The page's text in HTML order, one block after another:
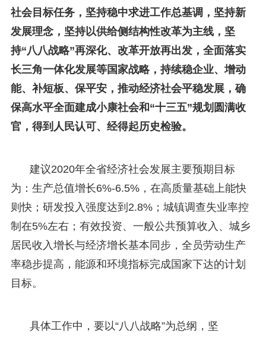
社会目标任务，坚持稳中求进工作总基调，坚持新
发展理念，坚持以供给侧结构性改革为主线，坚
持“八八战略”再深化、改革开放再出发，全面落实
长三角一体化发展等国家战略，持续稳企业、增动
能、补短板、保平安，推动经济社会平稳发展，确
保高水平全面建成小康社会和“十三五”规划圆满收
官，得到人民认可、经得起历史检验。
建议2020年全省经济社会发展主要预期目标
为：生产总值增长6%-6.5%，在高质量基础上能快
则快；研发投入强度达到2.8%；城镇调查失业率控
制在5%左右；有效投资、一般公共预算收入、城乡
居民收入增长与经济增长基本同步，全员劳动生产
率稳步提高，能源和环境指标完成国家下达的计划
目标。
具体工作中，要以“八八战略”为总纲，坚